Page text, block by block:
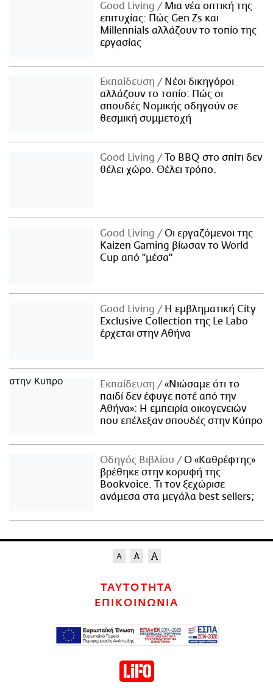
Good Living
Μια νέα οπτική της
επιτυχίας: Πώς Gen Zs και
Millennials αλλάζουν το τοπίο της
εργασίας
Εκπαίδευση
Νέοι δικηγόροι
αλλάζουν το τοπίο: Πώς οι
σπουδές Νομικής οδηγούν σε
θεσμική συμμετοχή
Good Living
Το BBQ στο σπίτι δεν
θέλει χώρο. Θέλει τρόπο.
Good Living
Οι εργαζόμενοι της
Kaizen Gaming βίωσαν το World
Cup από "μέσα"
Good Living
Η εμβληματική City
Exclusive Collection της Le Labo
έρχεται στην Αθήνα
Εκπαίδευση
«Νιώσαμε ότι το
παιδί δεν έφυγε ποτέ από την
Αθήνα»: Η εμπειρία οικογενειών
που επέλεξαν σπουδές στην Κύπρο
Οδηγός Βιβλίου
Ο «Καθρέφτης»
βρέθηκε στην κορυφή της
Bookvoice. Τι τον ξεχώρισε
ανάμεσα στα μεγάλα best sellers;
ΤΑΥΤΟΤΗΤΑ
ΕΠΙΚΟΙΝΩΝΙΑ